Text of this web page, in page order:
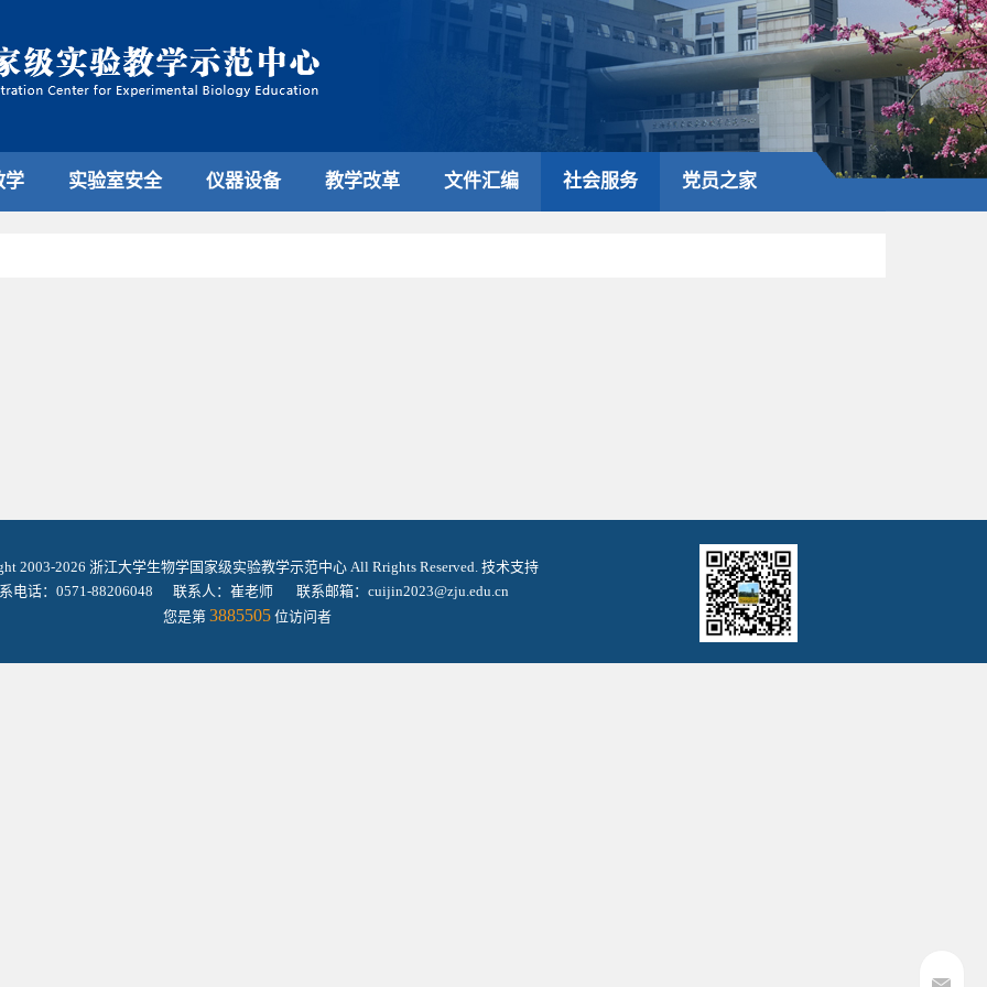
学 实验室安全 仪器设备 教学改革 文件汇编 社会服务 党员之家
2003-2026 浙江大学生物学国家级实验教学示范中心 All Rrights Reserved. 技术支持
电话：0571-88206048 联系人：崔老师 联系邮箱：cuijin2023@zju.edu.cn
您是第 3885505位访问者